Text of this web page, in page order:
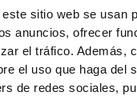
sitio web se usan
anuncios, ofrecer
el tráfico. Además,
el uso que haga del
de redes sociales,
alto
mejor cuidado del